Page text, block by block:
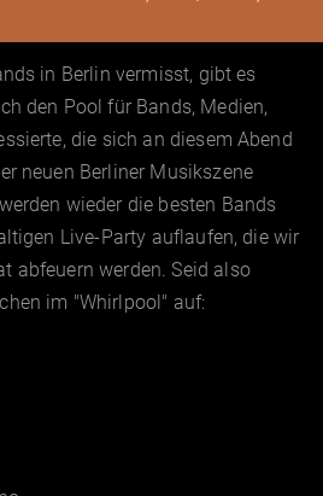
in Berlin vermisst, gibt es
den Pool für Bands, Medien,
die sich an diesem Abend
neuen Berliner Musikszene
wieder die besten Bands
Live-Party auflaufen, die wir
abfeuern werden. Seid also
im "Whirlpool" auf: